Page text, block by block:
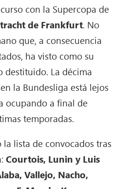
con la Supercopa de
de Frankfurt. No
que, a consecuencia
ha visto como su
destituido. La décima
la Bundesliga está lejos
ocupando a final de
temporadas.
lista de convocados tras
Courtois, Lunin y Luis
Vallejo, Nacho,